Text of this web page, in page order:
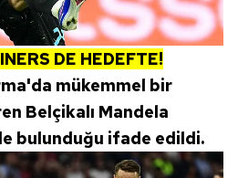
DE HEDEFTE!
mükemmel bir
Belçikalı Mandela
bulunduğu ifade edildi.